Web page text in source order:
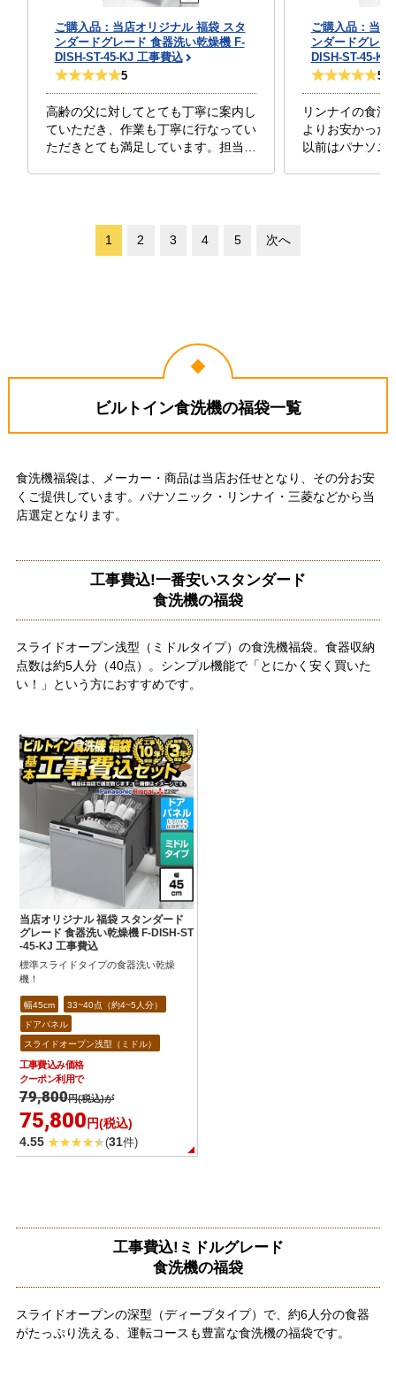
ご購入品：当店オリジナル 福袋 スタ
ンダードグレード 食器洗い乾燥機 F-
DISH-ST-45-KJ 工事費込
5
高齢の父に対してとても丁寧に案内し
ていただき、作業も丁寧に行なってい
ただきとても満足しています。担当…
ご購入品：当店
ンダードグレー
DISH-ST-45-KJ
5
リンナイの食洗
よりお安かった
以前はパナソ
1 2 3 4 5 次へ
ビルトイン食洗機の福袋一覧
食洗機福袋は、メーカー・商品は当店お任せとなり、その分お安
くご提供しています。パナソニック・リンナイ・三菱などから当
店選定となります。
工事費込!一番安いスタンダード
食洗機の福袋
スライドオープン浅型（ミドルタイプ）の食洗機福袋。食器収納
点数は約5人分（40点）。シンプル機能で「とにかく安く買いた
い！」という方におすすめです。
当店オリジナル 福袋 スタンダード
グレード 食器洗い乾燥機 F-DISH-ST
-45-KJ 工事費込
標準スライドタイプの食器洗い乾燥
機！
幅45cm
33~40点（約4~5人分）
ドアパネル
スライドオープン浅型（ミドル）
工事費込み価格
クーポン利用で
79,800円(税込)が
75,800 円(税込)
4.55
(31件)
工事費込!ミドルグレード
食洗機の福袋
スライドオープンの深型（ディープタイプ）で、約6人分の食器
がたっぷり洗える、運転コースも豊富な食洗機の福袋です。